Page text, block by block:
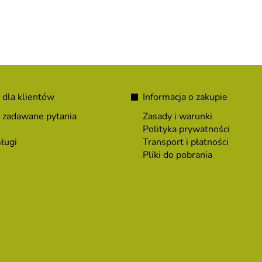
dla klientów
pytania
Informacja o zakupie
Zasady i warunki
Polityka prywatności
Transport i płatności
Pliki do pobrania